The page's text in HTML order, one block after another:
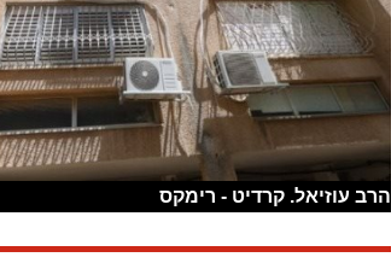
הרב עוזיאל. קרדיט - רימקס